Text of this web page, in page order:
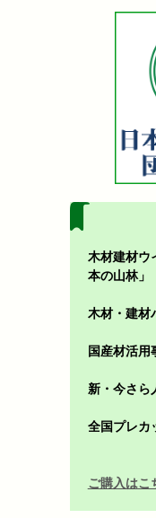
木材建材ウ
本の山林」
木材・建材
国産材活用
新・今さら
全国プレカ
ご購入はこ